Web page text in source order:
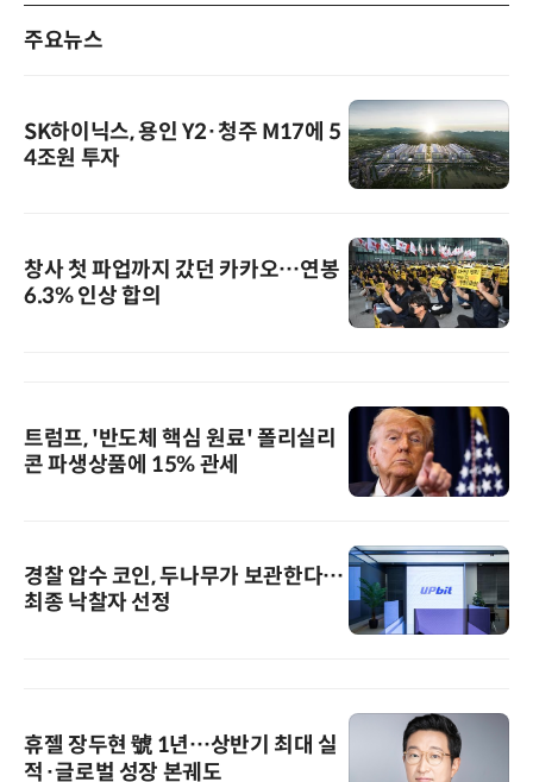
주요뉴스
SK하이닉스, 용인 Y2·청주 M17에 5
4조원 투자
창사 첫 파업까지 갔던 카카오…연봉
6.3% 인상 합의
트럼프, '반도체 핵심 원료' 폴리실리
콘 파생상품에 15% 관세
경찰 압수 코인, 두나무가 보관한다…
최종 낙찰자 선정
휴젤 장두현 號 1년…상반기 최대 실
적·글로벌 성장 본궤도